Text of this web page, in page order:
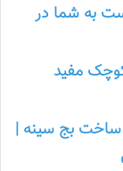
به شما در
مفید
بج سینه |